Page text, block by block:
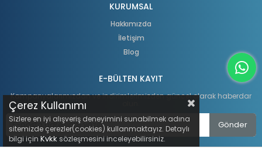
KURUMSAL
Hakkımızda
İletişim
Blog
E-BÜLTEN KAYIT
Kampanyalarımızdan ve indirimlerimizden güncel olarak haberdar
Gönder
Çerez Kullanımı
Sizlere en iyi alışveriş deneyimini sunabilmek adına
sitemizde çerezler(cookies) kullanmaktayız. Detaylı
bilgi için Kvkk sözleşmesini inceleyebilirsiniz.